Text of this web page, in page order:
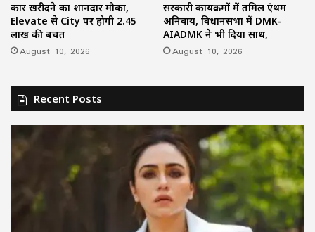
कार खरीदने का शानदार मौका,
Elevate से City पर होगी ₹2.45
लाख की बचत
August 10, 2026
सरकारी कार्यक्रमों में तमिल एंथम
अनिवार्य, विधानसभा में DMK-
AIADMK ने भी दिया साथ,
August 10, 2026
Recent Posts